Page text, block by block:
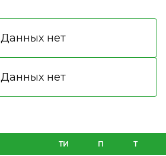
ТИ П Т